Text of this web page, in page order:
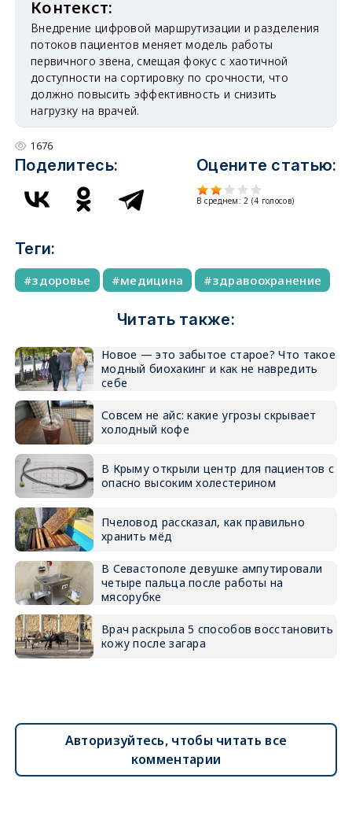
Внедрение цифровой маршрутизации и разделения
потоков пациентов меняет модель работы
первичного звена, смещая фокус с хаотичной
доступности на сортировку по срочности, что
должно повысить эффективность и снизить
нагрузку на врачей.
1676
Поделитесь: Оцените статью:
В среднем:2 (4 голосов)
Теги:
здоровье медицина здравоохранение
Читать также:
Новое — это забытое старое? Что такое
модный биохакинг и как не навредить
себе
Совсем не айс: какие угрозы скрывает
холодный кофе
В Крыму открыли центр для пациентов с
опасно высоким холестерином
Пчеловод рассказал, как правильно
хранить мёд
В Севастополе девушке ампутировали
четыре пальца после работы на
мясорубке
Врач раскрыла 5 способов восстановить
кожу после загара
Авторизуйтесь, чтобы читать все
комментарии